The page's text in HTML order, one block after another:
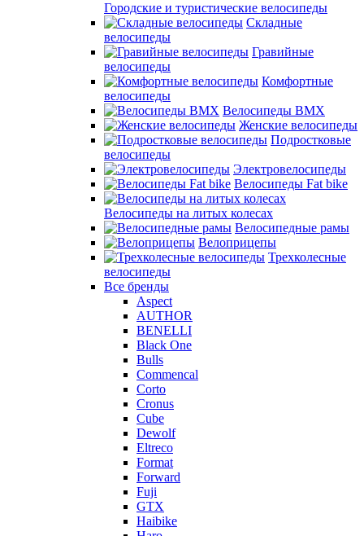
Городские и туристические велосипеды
Складные
велосипеды
Гравийные
велосипеды
Комфортные
велосипеды
Велосипеды BMX
Женские велосипеды
Подростковые
велосипеды
Электровелосипеды
Велосипеды Fat bike
Велосипеды на литых колесах
Велосипедные рамы
Велоприцепы
Трехколесные
велосипеды
Все бренды
Aspect
AUTHOR
BENELLI
Black One
Bulls
Commencal
Corto
Cronus
Cube
Dewolf
Eltreco
Format
Forward
Fuji
GTX
Haibike